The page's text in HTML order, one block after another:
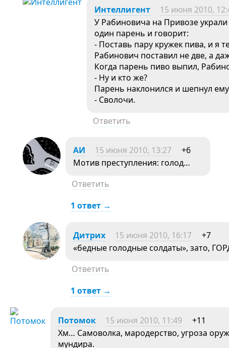
Интеллигент 15 июня 2010,
У Рабиновича на Привозе
один парень и говорит:
- Поставь пару кружек пива, и я
Рабинович поставил не две, а
Когда парень пиво выпил,
- Ну и кто же?
Парень наклонился и шепнул
- Сволочи.
Ответить
АИ 15 июня 2010, 13:27
+6
Мотив преступления: голод…
Ответить
1 ответ →
Дитрих 15 июня 2010, 16:17
+7
«бедные голодные солдаты», зато,
Ответить
1 ответ →
Потомок 15 июня 2010, 11:49
+11
Хм… Самоволка, мародерство, угроза
мундира.